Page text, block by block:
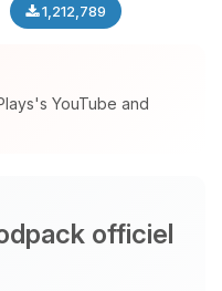
1,212,789
YouTube and
officiel
pour me
ton petit